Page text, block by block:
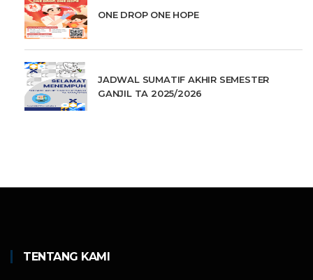
ONE DROP ONE HOPE
JADWAL SUMATIF AKHIR SEMESTER
GANJIL TA 2025/2026
TENTANG KAMI